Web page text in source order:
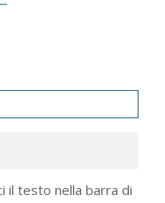
il testo nella barra di